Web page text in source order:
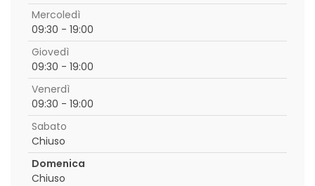
Mercoledì
09:30 - 19:00
Giovedì
09:30 - 19:00
Venerdì
09:30 - 19:00
Sabato
Chiuso
Domenica
Chiuso